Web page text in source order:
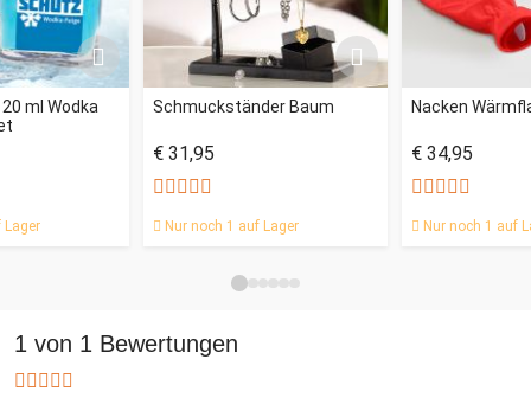
ml Wodka
Schmuckständer Baum
€ 31,95
Nur noch 1 auf Lager
Nacken
€ 34,95
Nur noch 1 auf
1 von 1 Bewertungen